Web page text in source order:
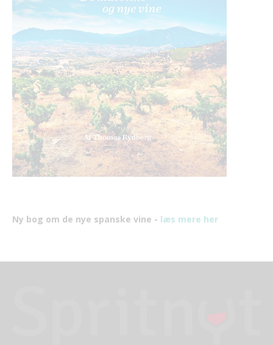
Ny bog om de nye spanske vine - læs mere her